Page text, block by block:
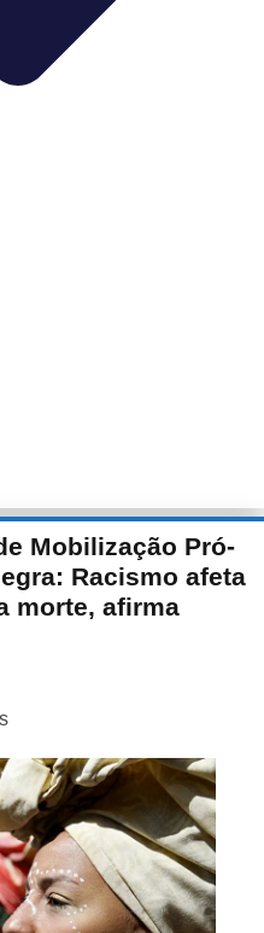
Mobilização Pró-
Racismo afeta
morte, afirma